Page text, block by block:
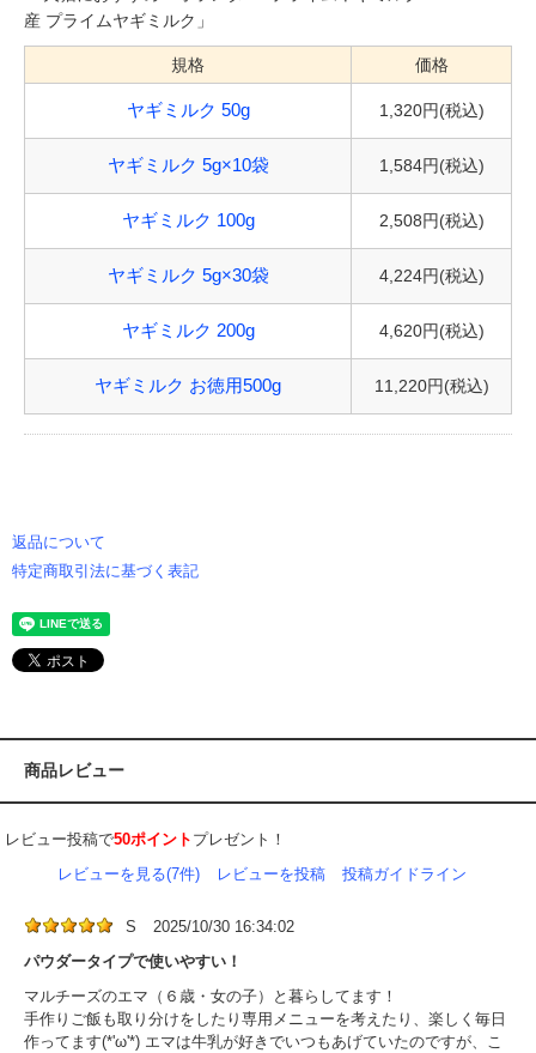
規格 価格
ヤギミルク 50g 1,320円(税込)
ヤギミルク 5g×10袋 1,584円(税込)
ヤギミルク 100g 2,508円(税込)
ヤギミルク 5g×30袋 4,224円(税込)
ヤギミルク 200g 4,620円(税込)
ヤギミルク お徳用500g 11,220円(税込)
返品について
特定商取引法に基づく表記
商品レビュー
レビュー投稿で50ポイント プレゼント！
レビューを見る(7件)
レビューを投稿 投稿ガイドライン
S
2025/10/30 16:34:02
パウダータイプで使いやすい！
マルチーズのエマ（６歳・女の子）と暮らしてます！
手作りご飯も取り分けをしたり専用メニューを考えたり、楽しく毎日
作ってます(*'ω'*) エマは牛乳が好きでいつもあげていたのですが、こ